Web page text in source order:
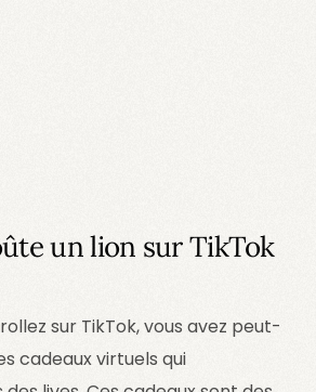
un lion sur TikTok
sur TikTok, vous avez peut-
cadeaux virtuels qui